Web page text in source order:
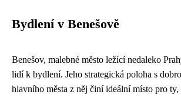
Bydlení v Benešově
Benešov, malebné město ležící nedaleko
lidí k bydlení. Jeho strategická poloha s
hlavního města z něj činí ideální místo pro